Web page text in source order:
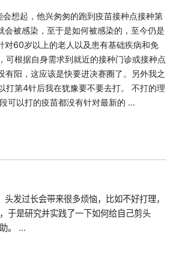
想起，他兴匆匆的跑到疫苗接种点接种第
被感染，至于是如何被感染的，至今仍是
60岁以上的老人以及患有基础疾病和免
根据自身需求到就近的接种门诊或接种点
阳，这应该是快要进决赛圈了。另外我之
打第4针后我在犹豫要不要去打。 不打的理
可以打的疫苗都没有针对最新的 …
发过长会带来很多烦恼，比如不好打理，
于是研究并实践了一下如何给自己剪头
。 …